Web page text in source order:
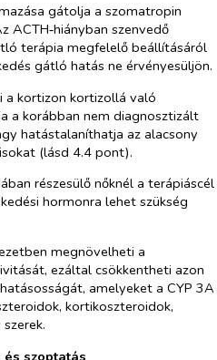
gátolja a szomatropin
ACTH‑hiányban szenvedő
terápia megfelelő beállításáról
gátló hatás ne érvényesüljön.
a kortizon kortizollá való
a korábban nem diagnosztizált
hatástalaníthatja az alacsony
(lásd 4.4 pont).
részesülő nőknél a terápiáscél
hormonra lehet szükség
megnövelheti a
ezáltal csökkentheti azon
amelyeket a CYP 3A
kortikoszteroidok,
szoptatás